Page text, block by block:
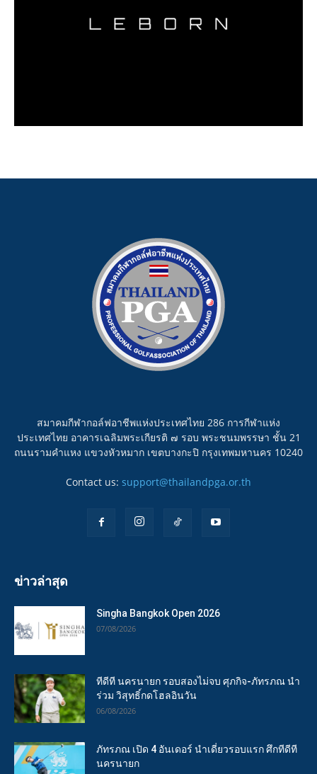
สมาคมกีฬากอล์ฟอาชีพแห่งประเทศไทย 286 การกีฬาแห่ง
ประเทศไทย อาคารเฉลิมพระเกียรติ ๗ รอบ พระชนมพรรษา ชั้น 21
ถนนรามคำแหง แขวงหัวหมาก เขตบางกะปิ กรุงเทพมหานคร 10240
Contact us: support@thailandpga.or.th
ข่าวล่าสุด
Singha Bangkok Open 2026
07/08/2026
ทีดีที นครนายก รอบสองไม่จบ ศุภกิจ-ภัทรภณ นำ
ร่วม วิสุทธิ์กดโฮลอินวัน
06/08/2026
ภัทรภณ เปิด 4 อันเดอร์ นำเดี่ยวรอบแรก ศึกทีดีที
นครนายก